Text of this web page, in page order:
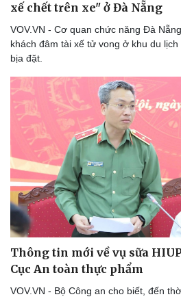
Thể thao
Bóng đá
Lịch thi đấu bóng đá
eSports
Hậu trường
Ô
Ô
xế chết trên xe" ở Đà Nẵng
VOV.VN - Cơ quan chức năng Đà
khách đâm tài xế tử vong ở khu du
bịa đặt.
Thông tin mới về vụ sữa
Cục An toàn thực phẩm
VOV.VN - Bộ Công an cho biết, đến